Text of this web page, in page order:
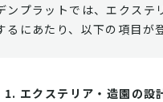
ンプラットでは、エクステ
るにあたり、以下の項目が
エクステリア・造園の設